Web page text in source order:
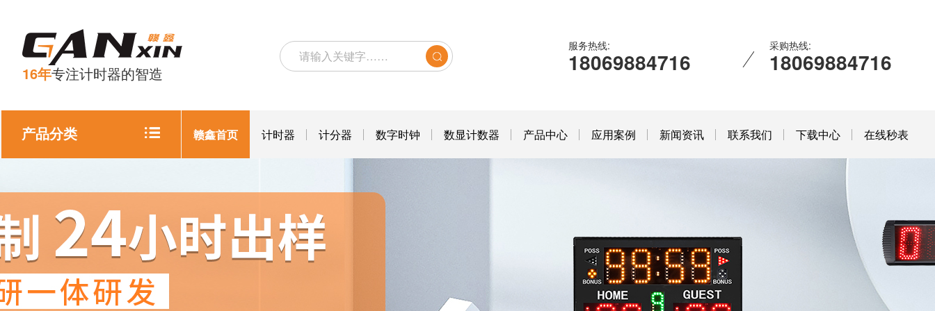
16年专注计时器的智造
服务热线:
18069884716
采购热线:
18069884716
产品分类 赣鑫首页 计时器 计分器 数字时钟 数显计数器 产品中心 应用案例 新闻资讯 联系我们 下载中心 在线秒表